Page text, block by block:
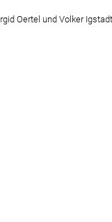
Oertel und Volker Igstadt